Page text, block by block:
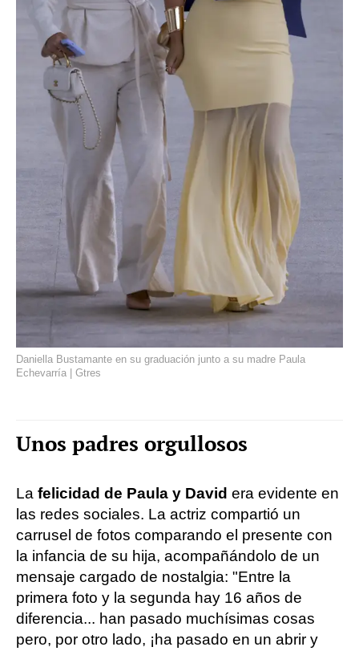
Daniella Bustamante en su graduación junto a su madre Paula
Echevarría | Gtres
Unos padres orgullosos
La felicidad de Paula y David era evidente en
las redes sociales. La actriz compartió un
carrusel de fotos comparando el presente con
la infancia de su hija, acompañándolo de un
mensaje cargado de nostalgia: "Entre la
primera foto y la segunda hay 16 años de
diferencia... han pasado muchísimas cosas
pero, por otro lado, ¡ha pasado en un abrir y